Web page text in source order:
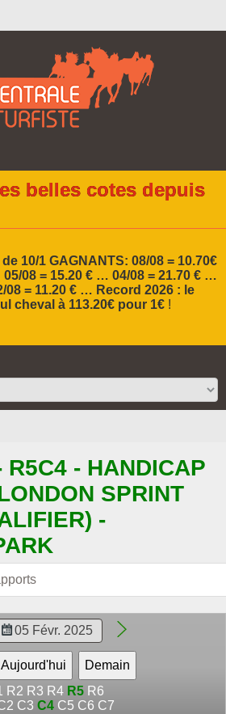
belles cotes depuis
10/1 GAGNANTS: 08/08 = 10.70€
08 = 15.20 € … 04/08 = 21.70 € …
08 = 11.20 € … Record 2026 : le
cheval à 113.20€ pour 1€ !
R5C4 - HANDICAP
SPRINT
-
R2 R3 R4 R5 R6
C3 C4 C5 C6 C7